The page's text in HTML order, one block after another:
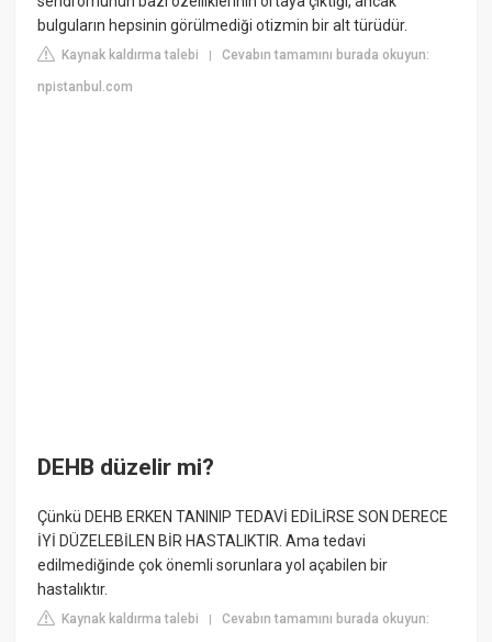
bulguların hepsinin görülmediği otizmin bir alt türüdür.
Kaynak kaldırma talebi |Cevabın tamamını burada okuyun:
npistanbul.com
DEHB düzelir mi?
Çünkü DEHB ERKEN TANINIP TEDAVİ EDİLİRSE SON DERECE
İYİ DÜZELEBİLEN BİR HASTALIKTIR. Ama tedavi
edilmediğinde çok önemli sorunlara yol açabilen bir
hastalıktır.
Kaynak kaldırma talebi |Cevabın tamamını burada okuyun: